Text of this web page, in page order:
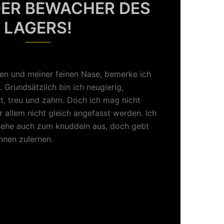
BEWACHER DES
LAGERS!
und meiner feinen Nase, bemerke ich
Grundsätzlich bin ich neugierig,
treu und zahm. Doch ich mag nicht
allem nicht gleich angefasst werden. Ich
auch zum knuddeln aus, doch gebt
zulernen.